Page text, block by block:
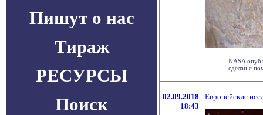
Пишут о нас
Тираж
РЕСУРСЫ
Поиск
NASA
сделан с
02.09.2018
18:43
Европейские